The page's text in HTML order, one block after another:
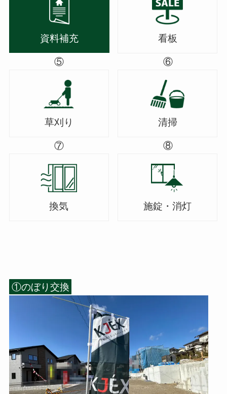
資料補充 看板
⑤
草刈り
⑥
清掃
⑦
換気
⑧
施錠・消灯
①のぼり交換